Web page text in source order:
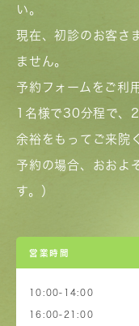
い。
現在、初診のお客さ
ません。
予約フォームをご利
1名様で30分程で、
余裕をもってご来院
予約の場合、おおよ
す。）
営業時間
10:00-14:00
16:00-21:00